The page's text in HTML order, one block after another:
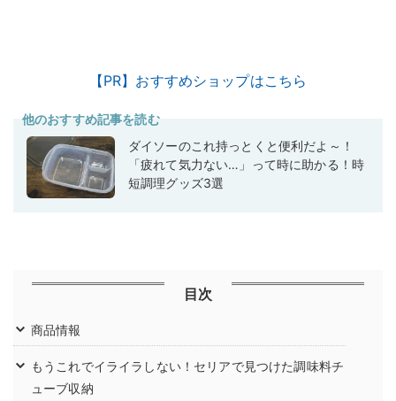
【PR】おすすめショップはこちら
他のおすすめ記事を読む
ダイソーのこれ持っとくと便利だよ～！
「疲れて気力ない…」って時に助かる！時
短調理グッズ3選
目次
商品情報
もうこれでイライラしない！セリアで見つけた調味料チ
ューブ収納